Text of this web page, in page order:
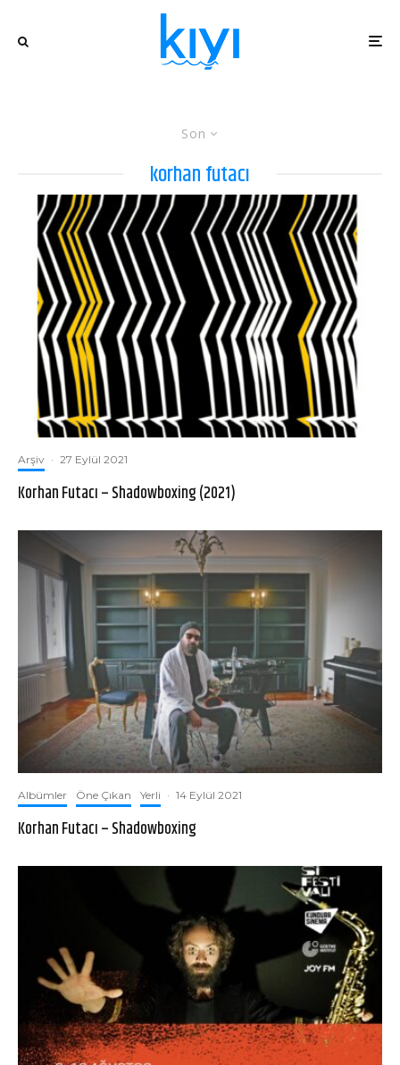
Son
korhan futacı
Arşiv · 27 Eylül 2021
Korhan Futacı – Shadowboxing (2021)
Albümler Öne Çıkan Yerli · 14 Eylül 2021
Korhan Futacı – Shadowboxing